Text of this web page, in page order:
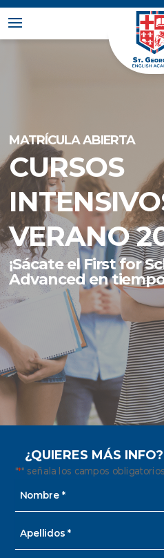
MATRÍCULA ABIERTA
CURSOS
VERANO
¡Sácate el First for
Advanced en
¿QUIERES MÁS INFO?
"*" señala los campos obligatorios